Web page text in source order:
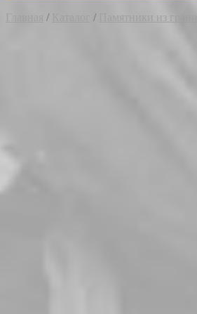
/ / Памятники из